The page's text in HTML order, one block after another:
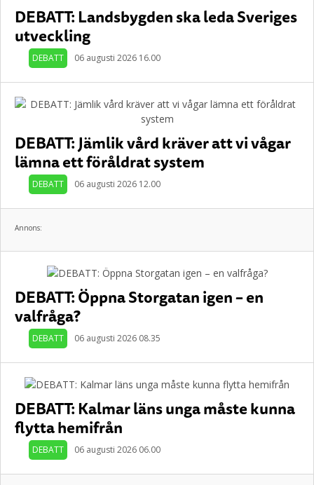
DEBATT: Landsbygden ska leda Sveriges
utveckling
DEBATT 06 augusti 2026 16.00
DEBATT: Jämlik vård kräver att vi vågar
lämna ett föråldrat system
DEBATT 06 augusti 2026 12.00
Annons:
DEBATT: Öppna Storgatan igen – en
valfråga?
DEBATT 06 augusti 2026 08.35
DEBATT: Kalmar läns unga måste kunna
flytta hemifrån
DEBATT 06 augusti 2026 06.00